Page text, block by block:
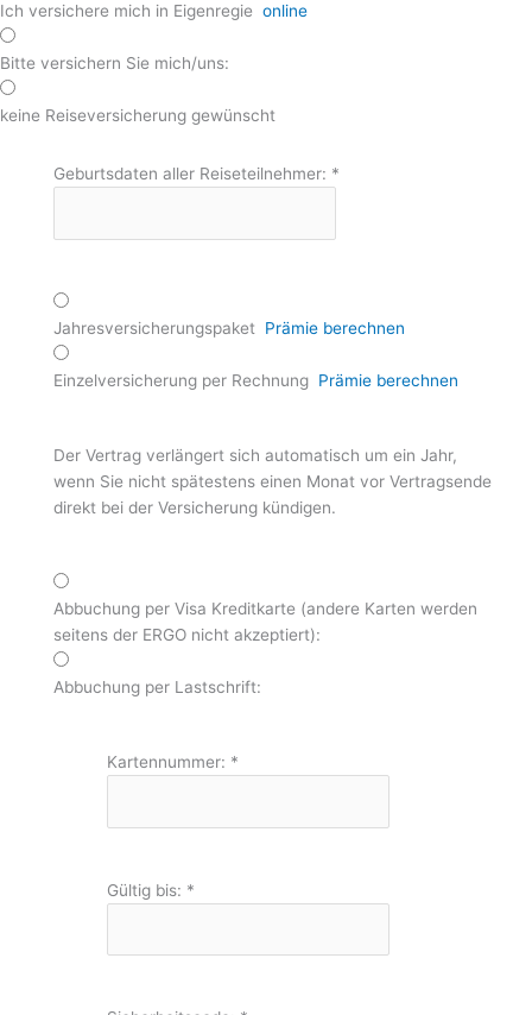
Ich versichere mich in Eigenregie online
Bitte versichern Sie mich/uns:
keine Reiseversicherung gewünscht
Geburtsdaten aller Reiseteilnehmer: *
Jahresversicherungspaket Prämie berechnen
Einzelversicherung per Rechnung Prämie berechnen
Der Vertrag verlängert sich automatisch um ein Jahr,
wenn Sie nicht spätestens einen Monat vor Vertragsende
direkt bei der Versicherung kündigen.
Abbuchung per Visa Kreditkarte (andere Karten werden
seitens der ERGO nicht akzeptiert):
Abbuchung per Lastschrift:
Kartennummer: *
Gültig bis: *